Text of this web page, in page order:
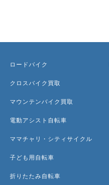
ロードバイク
クロスバイク買取
マウンテンバイク買取
電動アシスト自転車
ママチャリ・シティサイクル
子ども用自転車
折りたたみ自転車